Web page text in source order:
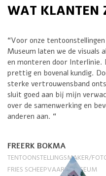
WAT KLANTEN
“Voor onze
Museum laten we de
en monteren door Interlinie.
prettig en bovenal kundig.
sterke vertrouwensband
sluit goed aan bij mijn
over de samenwerking en
anderen aan. “
FREERK BOKMA
TENTOONSTELLINGSMAKER/
FRIES SCHEEPVAART MUSEUM